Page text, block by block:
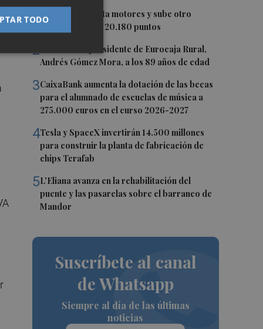
1 El Ibex 35 aprieta motores y sube otro
0,62%, hasta los 20.180 puntos
2 Fallece el expresidente de Eurocaja Rural,
Andrés Gómez Mora, a los 89 años de edad
3CaixaBank aumenta la dotación de las becas
para el alumnado de escuelas de música a
275.000 euros en el curso 2026-2027
4Tesla y SpaceX invertirán 14.500 millones
para construir la planta de fabricación de
chips Terafab
5L'Eliana avanza en la rehabilitación del
puente y las pasarelas sobre el barranco de
Mandor
Suscríbete al canal
de Whatsapp
Siempre al día de las últimas
noticias
TODO